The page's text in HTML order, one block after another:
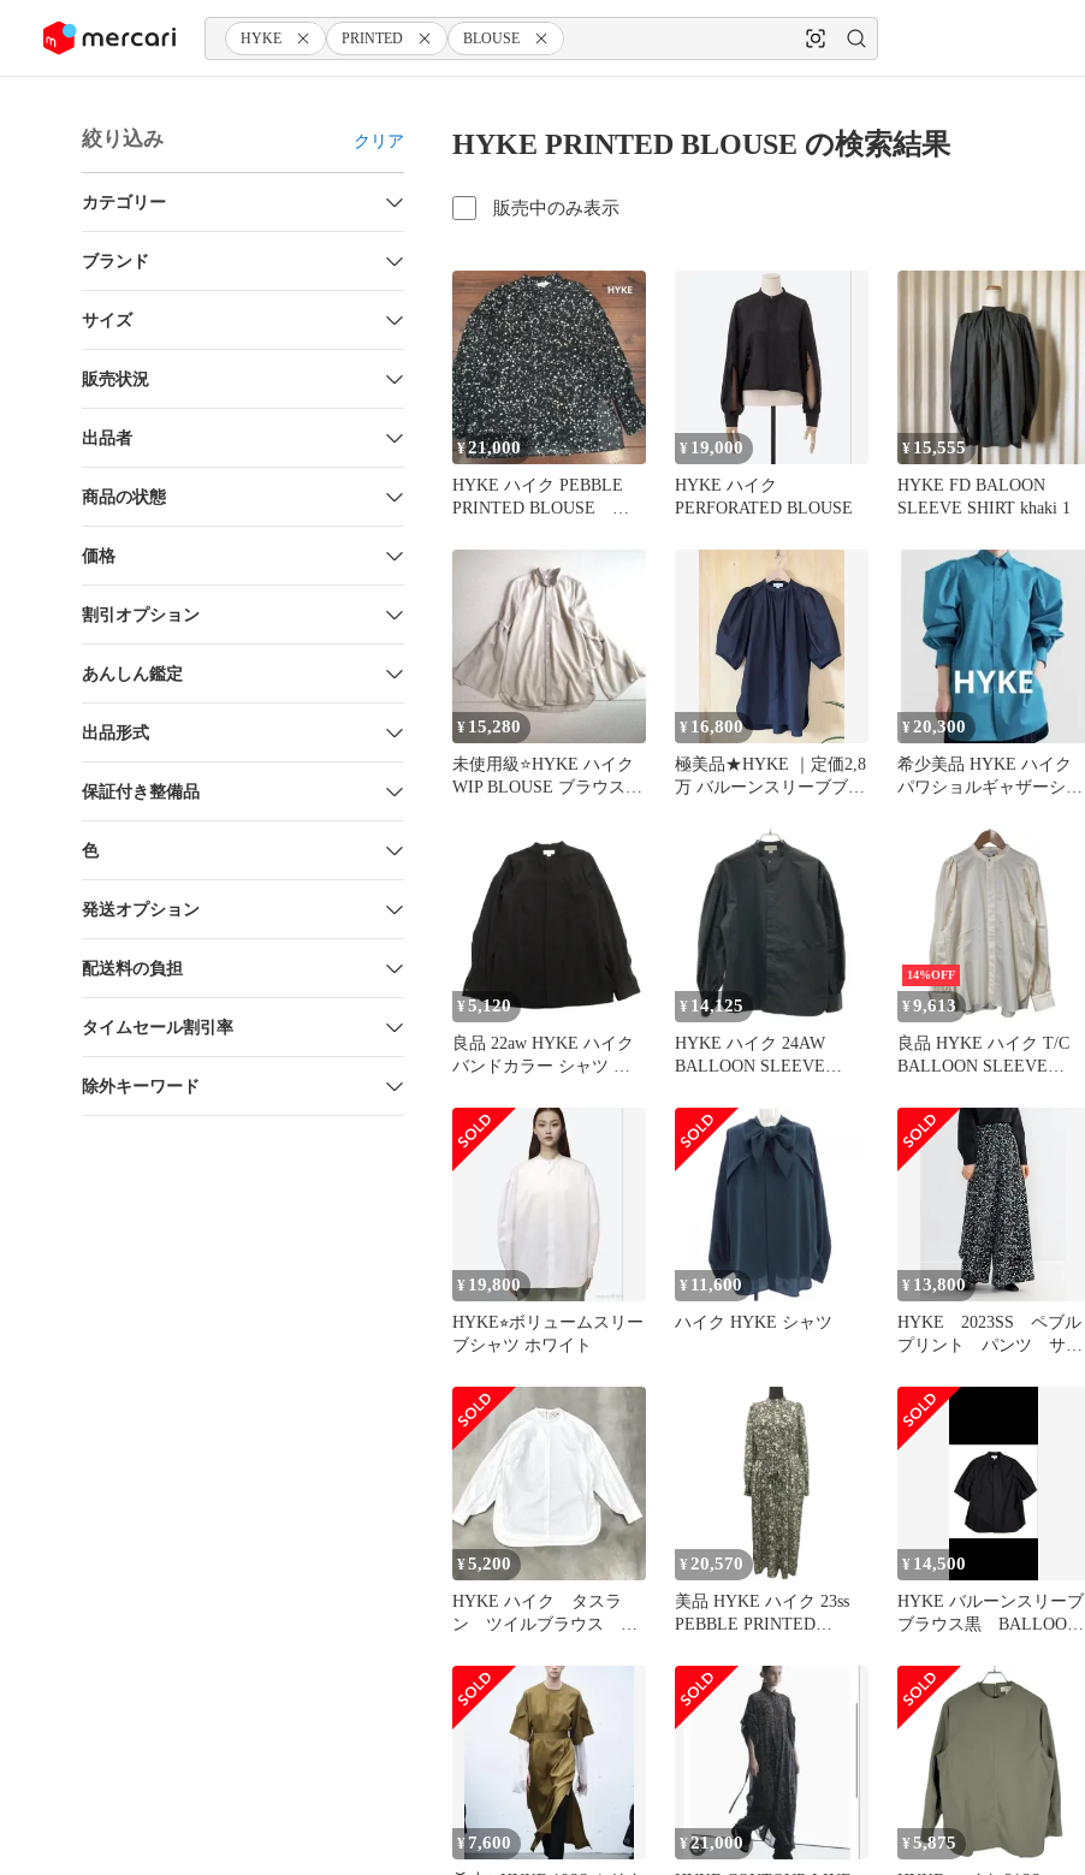
ツにスキップ HYKE PRINTED BLOUSE
絞り込み クリア
カテゴリー
ブランド
サイズ
販売状況
出品者
商品の状態
価格
割引オプション
あんしん鑑定
出品形式
保証付き整備品
色
発送オプション
配送料の負担
タイムセール割引率
除外キーワード
HYKE PRINTED BLOUSE の検索結果
販売中のみ表示
¥21,000
HYKE ハイク PEBBLE
PRINTED BLOUSE ブ
¥ 19,000
HYKE ハイク
PERFORATED BLOUSE
¥ 15,555
HYKE FD BALOON
SLEEVE SHIRT khaki 1
¥ 15,280
未使用級⭐️HYKE ハイク
WIP BLOUSE ブラウス 1
¥ 16,800
極美品★HYKE ｜定価2,8
万 バルーンスリーブブラ
¥20,300
希少美品 HYKE ハイク
パワショルギャザーシャ
¥ 5,120
良品 22aw HYKE ハイク
バンドカラー シャツ ブ
ルカフス サテン 比翼 サ
イズ1 黒 ブラック レディ
ース 古着 中古 USED
¥ 14,125
HYKE ハイク 24AW
BALLOON SLEEVE
ブブラウスシャツ 242-
15228 ブラック 1
14%OFF
¥ 9,613
良品 HYKE ハイク T/C
BALLOON SLEEVE
シャツ ブラウス 15175 サ
イズ1 ベージュ レディー
ス 古着 中古 USED
¥ 19,800
HYKE⭐︎ボリュームスリー
ブシャツ ホワイト
¥ 11,600
ハイク HYKE シャツ
¥ 13,800
HYKE 2023SS ペブル
プリント パンツ サイ
¥5,200
HYKE ハイク タスラ
ン ツイルブラウス ト
ト S
¥ 20,570
美品 HYKE ハイク 23ss
PEBBLE PRINTED
ドレス シャツ ワンピー
ス カットソー ロング ダ
ブルカフス 1 グレー レデ
ィース 古着 中古 USED
¥ 14,500
HYKE バルーンスリーブ
ブラウス黒 BALLOON
¥7,600 ¥21,000 ¥ 5,875